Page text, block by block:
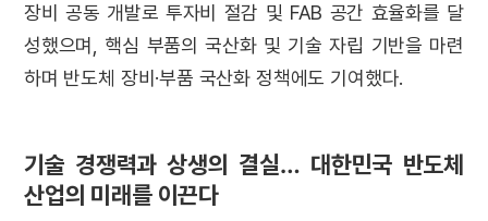
장비 공동 개발로 투자비 절감 및 FAB 공간 효율화를 달
성했으며, 핵심 부품의 국산화 및 기술 자립 기반을 마련
하며 반도체 장비·부품 국산화 정책에도 기여했다.
기술 경쟁력과 상생의 결실… 대한민국 반도체
산업의 미래를 이끈다